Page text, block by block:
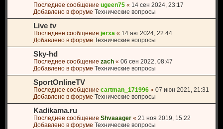
Последнее сообщение ugeen75 « 14 сен 2024, 23:17
Добавлено в форуме Технические вопросы
Live tv
Последнее сообщение jerxa « 14 авг 2024, 22:44
Добавлено в форуме Технические вопросы
Sky-hd
Последнее сообщение zach « 06 сен 2022, 08:47
Добавлено в форуме Технические вопросы
SportOnlineTV
Последнее сообщение cartman_171996 « 07 июн 2021, 21:31
Добавлено в форуме Технические вопросы
Kadikama.ru
Последнее сообщение Shvaaager « 21 ноя 2019, 15:22
Добавлено в форуме Технические вопросы